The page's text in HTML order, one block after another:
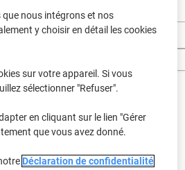
Canon MF 211
Toner (1)
nous intégrons et nos
y choisir en détail les cookies
sur votre appareil. Si vous
sélectionner "Refuser".
en cliquant sur le lien "Gérer
que vous avez donné.
Déclaration de confidentialité